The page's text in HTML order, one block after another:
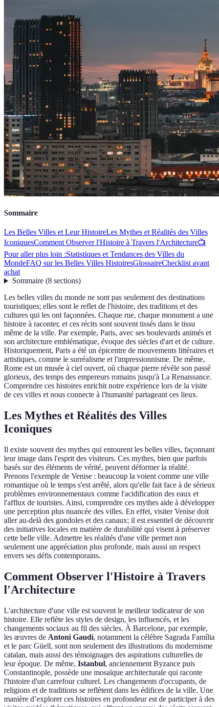
Sommaire
Les Belles Villes et Leur HistoireLes Mythes et Réalités des Villes
IconiquesComment Observer l'Histoire à Travers l'Architecture📺
Pour aller plus loin :Statistiques et Tendances des Villes du
MondeFAQ sur les Belles Villes HistoiresGlossaireChecklist avant
achat
Sommaire(8 sections)
Les belles villes du monde ne sont pas seulement des destinations
touristiques; elles sont le reflet de l'histoire, des traditions et des
cultures qui les ont façonnées. Chaque rue, chaque monument a une
histoire à raconter, et ces récits sont souvent tissés dans le tissu
même de la ville. Par exemple, Paris, avec ses boulevards animés et
son architecture emblématique, évoque des siècles d'art et de culture.
Historiquement, Paris a été un épicentre de mouvements littéraires et
artistiques, comme le surréalisme et l'impressionnisme. De même,
Rome est un musée à ciel ouvert, où chaque pierre révèle son passé
glorieux, des temps des empereurs romains jusqu'à La Renaissance.
Comprendre ces histoires enrichit notre expérience lors de la visite
de ces villes et nous connecte à l'humanité partageant ces lieux.
Les Mythes et Réalités des Villes
Iconiques
Il existe souvent des mythes qui entourent les belles villes, façonnant
leur image dans l'esprit des visiteurs. Ces mythes, bien que parfois
basés sur des éléments de vérité, peuvent déformer la réalité.
Prenons l'exemple de Venise : beaucoup la voient comme une ville
romantique où le temps s'est arrêté, alors qu'elle fait face à de sérieux
problèmes environnementaux comme l'acidification des eaux et
l'afflux de touristes. Ainsi, comprendre ces mythes aide à développer
une perception plus nuancée des villes. En effet, visiter Venise doit
aller au-delà des gondoles et des canaux; il est essentiel de découvrir
des initiatives locales en matière de durabilité qui visent à préserver
cette belle ville. Admettre les réalités d'une ville permet non
seulement une appréciation plus profonde, mais aussi un respect
envers ses défis contemporains.
Comment Observer l'Histoire à Travers
l'Architecture
L'architecture d'une ville est souvent le meilleur indicateur de son
histoire. Elle reflète les styles de design, les influencés, et les
changements sociaux au fil des siècles. À Barcelone, par exemple,
les œuvres de Antoni Gaudí, notamment la célèbre Sagrada Família
et le parc Güell, sont non seulement des illustrations du modernisme
catalan, mais aussi des témoignages des aspirations culturelles de
leur époque. De même, Istanbul, anciennement Byzance puis
Constantinople, possède une mosaïque architecturale qui raconte
l'histoire d'un carrefour culturel. Les changements d'occupants, de
religions et de traditions se reflètent dans les édifices de la ville. Une
manière d’explorer ces histoires en profondeur est de participer à des